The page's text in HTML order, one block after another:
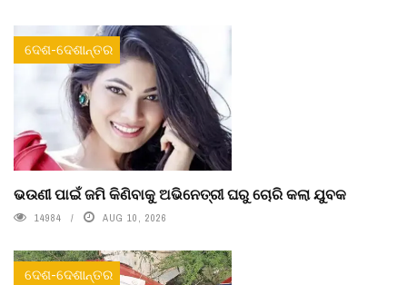
ଦେଶ-ଦେଶାନ୍ତର
ଭଉଣୀ ପାଇଁ ଜମି କିଣିବାକୁ ଅଭିନେତ୍ରୀ ଘରୁ ଚୋରି କଲା ଯୁବକ
14984 AUG 10, 2026
ଦେଶ-ଦେଶାନ୍ତର